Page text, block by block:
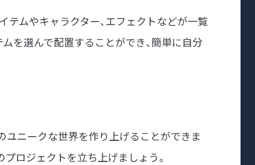
テムやキャラクター、エフェクトなどが一覧
を選んで配置することができ、簡単に自分
ユニークな世界を作り上げることができま
ロジェクトを立ち上げましょう。